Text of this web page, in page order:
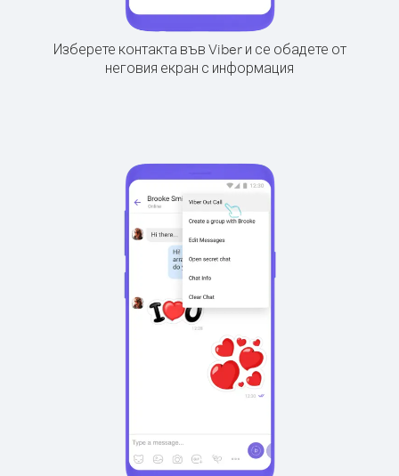
Изберете контакта във Viber и се обадете от
неговия екран с информация